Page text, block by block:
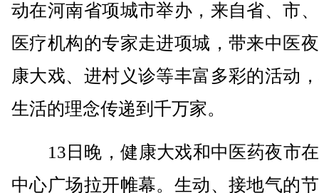
动在河南省项城市举办，来自省、市
医疗机构的专家走进项城，带来中医
康大戏、进村义诊等丰富多彩的活动
生活的理念传递到千万家。
13日晚，健康大戏和中医药夜市
中心广场拉开帷幕。生动、接地气的